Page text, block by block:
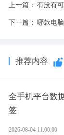
上一篇： 有没有
下一篇： 哪款电
推荐内容
全手机平台数
签
2026-08-04 11:00:00